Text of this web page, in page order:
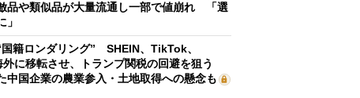
品や類似品が大量流通し一部で値崩れ 「選
」
籍ロンダリング” SHEIN、TikTok、
に移転させ、トランプ関税の回避を狙う
中国企業の農業参入・土地取得への懸念も